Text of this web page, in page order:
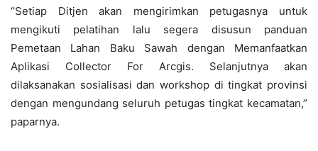
“Setiap Ditjen akan mengirimkan petugasnya untuk
mengikuti pelatihan lalu segera disusun panduan
Pemetaan Lahan Baku Sawah dengan Memanfaatkan
Aplikasi Collector For Arcgis. Selanjutnya akan
dilaksanakan sosialisasi dan workshop di tingkat provinsi
dengan mengundang seluruh petugas tingkat kecamatan,”
paparnya.